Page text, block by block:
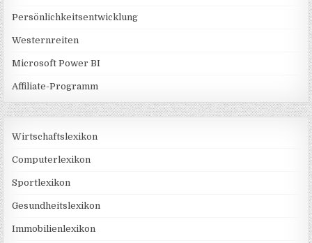
Persönlichkeitsentwicklung
Westernreiten
Microsoft Power BI
Affiliate-Programm
Wirtschaftslexikon
Computerlexikon
Sportlexikon
Gesundheitslexikon
Immobilienlexikon